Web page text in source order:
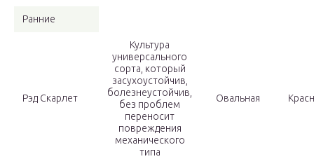
Ранние
Рэд Скарлет
Культура
универсального
сорта, который
засухоустойчив,
болезнеустойчив,
без проблем
переносит
повреждения
механического
типа
Овальная